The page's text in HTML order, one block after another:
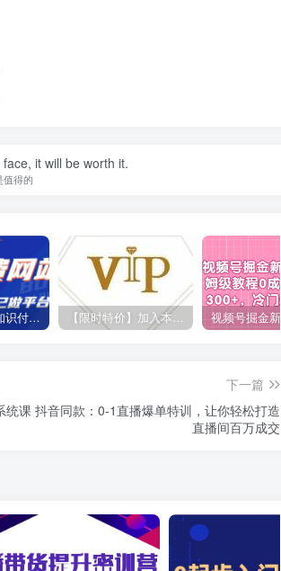
it will be worth it.
值得的
搭建：开一个知识付费资源网站，24小时全自动赚钱！ 【限时特价】加入本站VIP会员，海量最新各大团队网赚内部教程全免费，每天持续更新！
下一篇
统课 抖音同款：0-1直播爆单特训，让你轻松打造
直播间百万成交